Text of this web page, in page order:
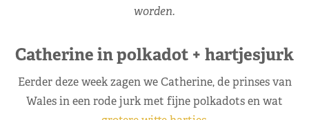
worden.
Catherine in polkadot + hartjesjurk
Eerder deze week zagen we Catherine, de prinses van
Wales in een rode jurk met fijne polkadots en wat